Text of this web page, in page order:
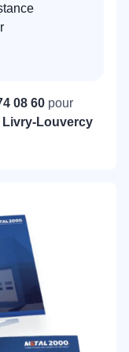
08 60 pour
Livry-Louvercy